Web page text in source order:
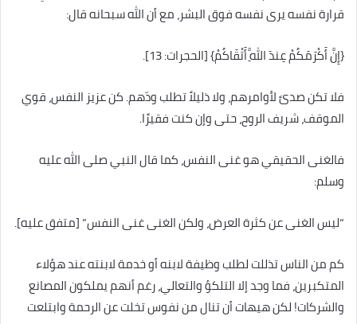
قرارة نفسه يرى نفسه فوق البشر، مع أن الله سبحانه قال:
{إِنَّ أَكْرَمَكُمْ عِندَ اللَّهِ أَتْقَاكُمْ} [الحجرات: 13].
فلا تكن صدىً لأوامرهم، ولا ذليلاً تطلب ودّهم. كن عزيز النفس، قوي
الموقف، شريف الروح، حتى وإن كنت فقيرًا.
فالغنى الحقيقي هو غنى النفس، كما قال النبي صلى الله عليه
وسلم:
“ليس الغنى عن كثرة العرض، ولكن الغنى غنى النفس” [متفق عليه].
كم من الناس تذللت لطلب وظيفة لابنه أو خدمة لابنته عند هؤلاء
المتكبرين، فما وجد إلا التلكؤ والتعالي، رغم أنهم يملكون المصانع
والشركات! لكن هيهات أن تنال من نفوس تخلت عن الرحمة وابتلعت